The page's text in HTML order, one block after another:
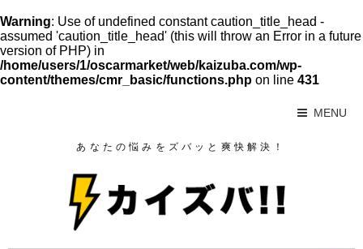
Warning: Use of undefined constant caution_title_head -
assumed 'caution_title_head' (this will throw an Error in a future
version of PHP) in
/home/users/1/oscarmarket/web/kaizuba.com/wp-
content/themes/cmr_basic/functions.php on line 431
MENU
あなたの悩みをズバッと爽快解決！